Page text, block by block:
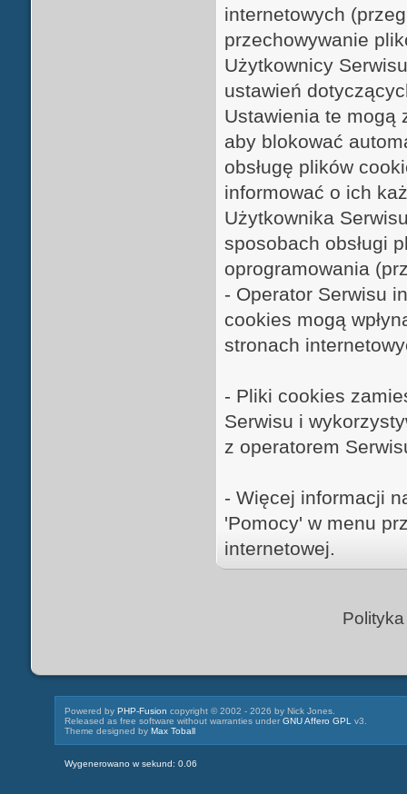
internetowych
przechowywanie
Użytkownicy
ustawień
Ustawienia te mogą
aby blokować
obsługę plików
informować o ich
Użytkownika
sposobach obsługi
oprogramowania
- Operator Serwisu
cookies mogą
stronach
- Pliki cookies
Serwisu i
z operatorem
- Więcej informacji
'Pomocy' w menu
internetowej.
Powered byPHP-Fusion copyright © 2002 - 2026 by Nick Jones.
Released as free software without warranties underGNU Affero GPL
v3.
Theme designed byMax Toball
Wygenerowano w sekund: 0.06